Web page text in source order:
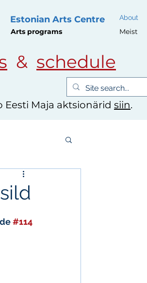
Estonian Arts Centre
Arts programs
About
Meist
& schedule
Eesti Maja aktsionärid siin.
#114